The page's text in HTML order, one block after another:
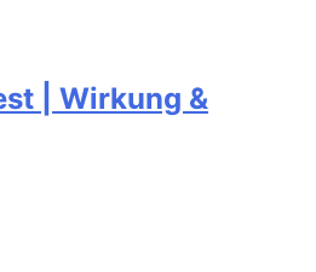
| Wirkung &